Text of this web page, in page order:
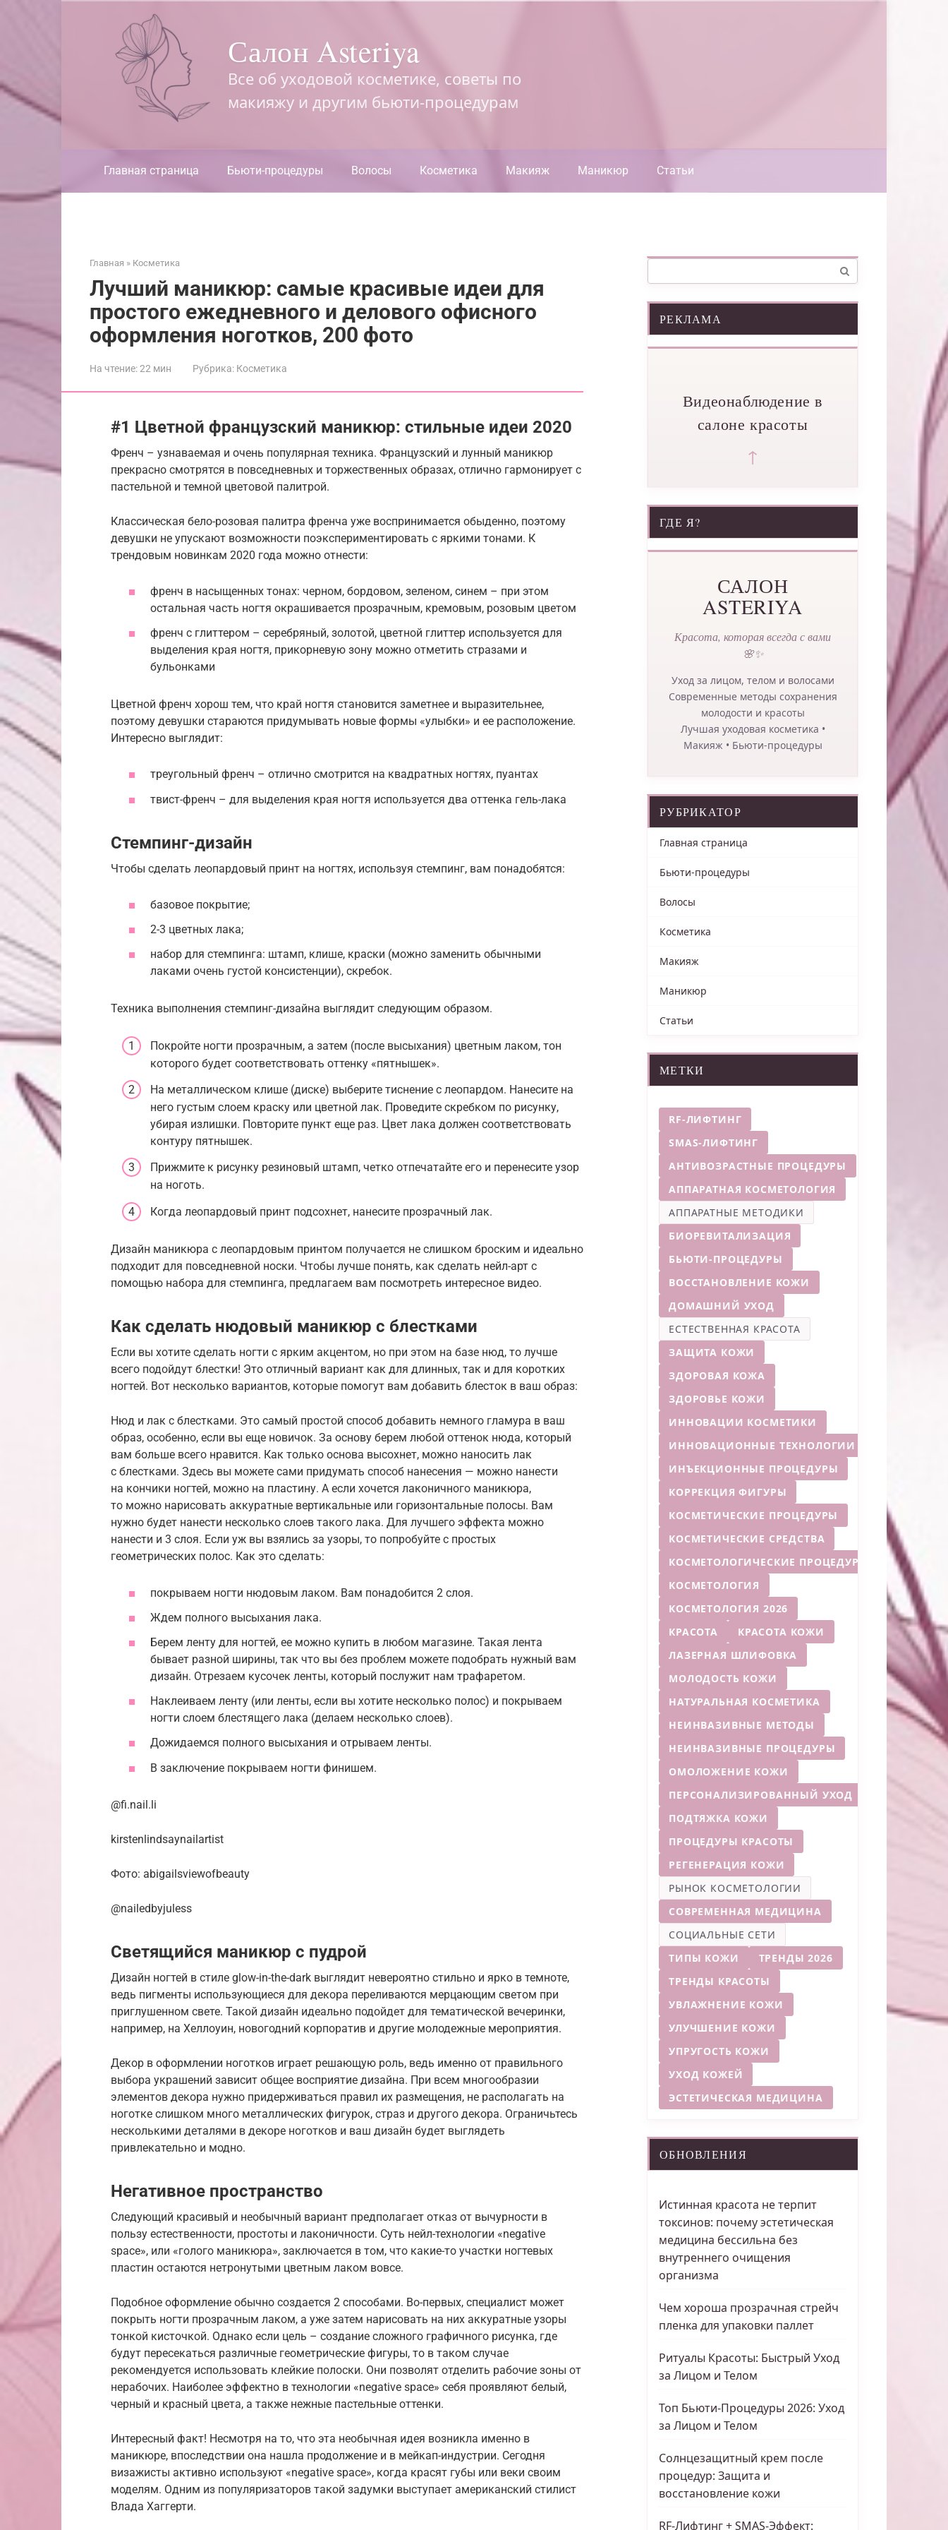
Салон Asteriya
Все об уходовой косметике, советы по
макияжу и другим бьюти-процедурам
Главная страница Бьюти-процедуры Волосы Косметика Макияж Маникюр Статьи
Главная » Косметика
Лучший маникюр: самые красивые идеи для
простого ежедневного и делового офисного
оформления ноготков, 200 фото
На чтение:22 мин Рубрика: Косметика
#1 Цветной французский маникюр: стильные идеи 2020
Френч – узнаваемая и очень популярная техника. Французский и лунный маникюр
прекрасно смотрятся в повседневных и торжественных образах, отлично гармонирует с
пастельной и темной цветовой палитрой.
Классическая бело-розовая палитра френча уже воспринимается обыденно, поэтому
девушки не упускают возможности поэкспериментировать с яркими тонами. К
трендовым новинкам 2020 года можно отнести:
френч в насыщенных тонах: черном, бордовом, зеленом, синем – при этом
остальная часть ногтя окрашивается прозрачным, кремовым, розовым цветом
френч с глиттером – серебряный, золотой, цветной глиттер используется для
выделения края ногтя, прикорневую зону можно отметить стразами и
бульонками
Цветной френч хорош тем, что край ногтя становится заметнее и выразительнее,
поэтому девушки стараются придумывать новые формы «улыбки» и ее расположение.
Интересно выглядит:
треугольный френч – отлично смотрится на квадратных ногтях, пуантах
твист-френч – для выделения края ногтя используется два оттенка гель-лака
Стемпинг-дизайн
Чтобы сделать леопардовый принт на ногтях, используя стемпинг, вам понадобятся:
базовое покрытие;
2-3 цветных лака;
набор для стемпинга: штамп, клише, краски (можно заменить обычными
лаками очень густой консистенции), скребок.
Техника выполнения стемпинг-дизайна выглядит следующим образом.
Покройте ногти прозрачным, а затем (после высыхания) цветным лаком, тон
которого будет соответствовать оттенку «пятнышек».
На металлическом клише (диске) выберите тиснение с леопардом. Нанесите на
него густым слоем краску или цветной лак. Проведите скребком по рисунку,
убирая излишки. Повторите пункт еще раз. Цвет лака должен соответствовать
контуру пятнышек.
Прижмите к рисунку резиновый штамп, четко отпечатайте его и перенесите узор
на ноготь.
Когда леопардовый принт подсохнет, нанесите прозрачный лак.
Дизайн маникюра с леопардовым принтом получается не слишком броским и идеально
подходит для повседневной носки. Чтобы лучше понять, как сделать нейл-арт с
помощью набора для стемпинга, предлагаем вам посмотреть интересное видео.
Как сделать нюдовый маникюр с блестками
Если вы хотите сделать ногти с ярким акцентом, но при этом на базе нюд, то лучше
всего подойдут блестки! Это отличный вариант как для длинных, так и для коротких
ногтей. Вот несколько вариантов, которые помогут вам добавить блесток в ваш образ:
Нюд и лак с блестками. Это самый простой способ добавить немного гламура в ваш
образ, особенно, если вы еще новичок. За основу берем любой оттенок нюда, который
вам больше всего нравится. Как только основа высохнет, можно наносить лак
с блестками. Здесь вы можете сами придумать способ нанесения — можно нанести
на кончики ногтей, можно на пластину. А если хочется лаконичного маникюра,
то можно нарисовать аккуратные вертикальные или горизонтальные полосы. Вам
нужно будет нанести несколько слоев такого лака. Для лучшего эффекта можно
нанести и 3 слоя. Если уж вы взялись за узоры, то попробуйте с простых
геометрических полос. Как это сделать:
покрываем ногти нюдовым лаком. Вам понадобится 2 слоя.
Ждем полного высыхания лака.
Берем ленту для ногтей, ее можно купить в любом магазине. Такая лента
бывает разной ширины, так что вы без проблем можете подобрать нужный вам
дизайн. Отрезаем кусочек ленты, который послужит нам трафаретом.
Наклеиваем ленту (или ленты, если вы хотите несколько полос) и покрываем
ногти слоем блестящего лака (делаем несколько слоев).
Дожидаемся полного высыхания и отрываем ленты.
В заключение покрываем ногти финишем.
@fi.nail.li
kirstenlindsaynailartist
Фото: abigailsviewofbeauty
@nailedbyjuless
Светящийся маникюр с пудрой
Дизайн ногтей в стиле glow-in-the-dark выглядит невероятно стильно и ярко в темноте,
ведь пигменты использующиеся для декора переливаются мерцающим светом при
приглушенном свете. Такой дизайн идеально подойдет для тематической вечеринки,
например, на Хеллоуин, новогодний корпоратив и другие молодежные мероприятия.
Декор в оформлении ноготков играет решающую роль, ведь именно от правильного
выбора украшений зависит общее восприятие дизайна. При всем многообразии
элементов декора нужно придерживаться правил их размещения, не располагать на
ноготке слишком много металлических фигурок, страз и другого декора. Ограничьтесь
несколькими деталями в декоре ноготков и ваш дизайн будет выглядеть
привлекательно и модно.
Негативное пространство
Следующий красивый и необычный вариант предполагает отказ от вычурности в
пользу естественности, простоты и лаконичности. Суть нейл-технологии «negative
space», или «голого маникюра», заключается в том, что какие-то участки ногтевых
пластин остаются нетронутыми цветным лаком вовсе.
Подобное оформление обычно создается 2 способами. Во-первых, специалист может
покрыть ногти прозрачным лаком, а уже затем нарисовать на них аккуратные узоры
тонкой кисточкой. Однако если цель – создание сложного графичного рисунка, где
будут пересекаться различные геометрические фигуры, то в таком случае
рекомендуется использовать клейкие полоски. Они позволят отделить рабочие зоны от
нерабочих. Наиболее эффектно в технологии «negative space» себя проявляют белый,
черный и красный цвета, а также нежные пастельные оттенки.
Интересный факт! Несмотря на то, что эта необычная идея возникла именно в
маникюре, впоследствии она нашла продолжение и в мейкап-индустрии. Сегодня
визажисты активно используют «negative space», когда красят губы или веки своим
моделям. Одним из популяризаторов такой задумки выступает американский стилист
Влада Хаггерти.
РЕКЛАМА
Видеонаблюдение в
салоне красоты
↑
ГДЕ Я?
САЛОН
ASTERIYA
Красота, которая всегда с вами
🌸✨
Уход за лицом, телом и волосами
Современные методы сохранения
молодости и красоты
Лучшая уходовая косметика •
Макияж • Бьюти-процедуры
РУБРИКАТОР
Главная страница
Бьюти-процедуры
Волосы
Косметика
Макияж
Маникюр
Статьи
МЕТКИ
RF-ЛИФТИНГ
SMAS-ЛИФТИНГ
АНТИВОЗРАСТНЫЕ ПРОЦЕДУРЫ
АППАРАТНАЯ КОСМЕТОЛОГИЯ
АППАРАТНЫЕ МЕТОДИКИ
БИОРЕВИТАЛИЗАЦИЯ
БЬЮТИ-ПРОЦЕДУРЫ
ВОССТАНОВЛЕНИЕ КОЖИ
ДОМАШНИЙ УХОД
ЕСТЕСТВЕННАЯ КРАСОТА
ЗАЩИТА КОЖИ
ЗДОРОВАЯ КОЖА
ЗДОРОВЬЕ КОЖИ
ИННОВАЦИИ КОСМЕТИКИ
ИННОВАЦИОННЫЕ ТЕХНОЛОГИИ
ИНЪЕКЦИОННЫЕ ПРОЦЕДУРЫ
КОРРЕКЦИЯ ФИГУРЫ
КОСМЕТИЧЕСКИЕ ПРОЦЕДУРЫ
КОСМЕТИЧЕСКИЕ СРЕДСТВА
КОСМЕТОЛОГИЧЕСКИЕ ПРОЦЕДУРЫ
КОСМЕТОЛОГИЯ
КОСМЕТОЛОГИЯ 2026
КРАСОТА
КРАСОТА КОЖИ
ЛАЗЕРНАЯ ШЛИФОВКА
МОЛОДОСТЬ КОЖИ
НАТУРАЛЬНАЯ КОСМЕТИКА
НЕИНВАЗИВНЫЕ МЕТОДЫ
НЕИНВАЗИВНЫЕ ПРОЦЕДУРЫ
ОМОЛОЖЕНИЕ КОЖИ
ПЕРСОНАЛИЗИРОВАННЫЙ УХОД
ПОДТЯЖКА КОЖИ
ПРОЦЕДУРЫ КРАСОТЫ
РЕГЕНЕРАЦИЯ КОЖИ
РЫНОК КОСМЕТОЛОГИИ
СОВРЕМЕННАЯ МЕДИЦИНА
СОЦИАЛЬНЫЕ СЕТИ
ТИПЫ КОЖИ
ТРЕНДЫ 2026
ТРЕНДЫ КРАСОТЫ
УВЛАЖНЕНИЕ КОЖИ
УЛУЧШЕНИЕ КОЖИ
УПРУГОСТЬ КОЖИ
УХОД КОЖЕЙ
ЭСТЕТИЧЕСКАЯ МЕДИЦИНА
ОБНОВЛЕНИЯ
Истинная красота не терпит
токсинов: почему эстетическая
медицина бессильна без
внутреннего очищения
организма
Чем хороша прозрачная стрейч
пленка для упаковки паллет
Ритуалы Красоты: Быстрый Уход
за Лицом и Телом
Топ Бьюти-Процедуры 2026: Уход
за Лицом и Телом
Солнцезащитный крем после
процедур: Защита и
восстановление кожи
RF-Лифтинг + SMAS-Эффект: